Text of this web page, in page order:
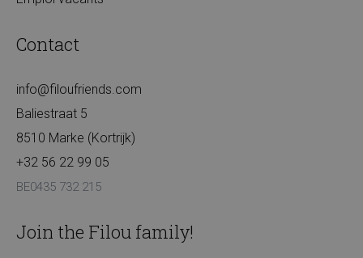
Contact
info@filoufriends.com
Baliestraat 5
8510 Marke (Kortrijk)
+32 56 22 99 05
BE0435 732 215
Join the Filou family!